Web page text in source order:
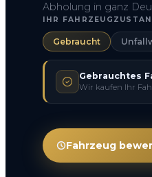
Abholung in ganz
IHR
Gebraucht
Gebrauchtes
Wir kaufen Ihr
Fahrzeug